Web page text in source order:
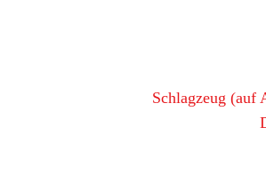
Schlagzeug (auf